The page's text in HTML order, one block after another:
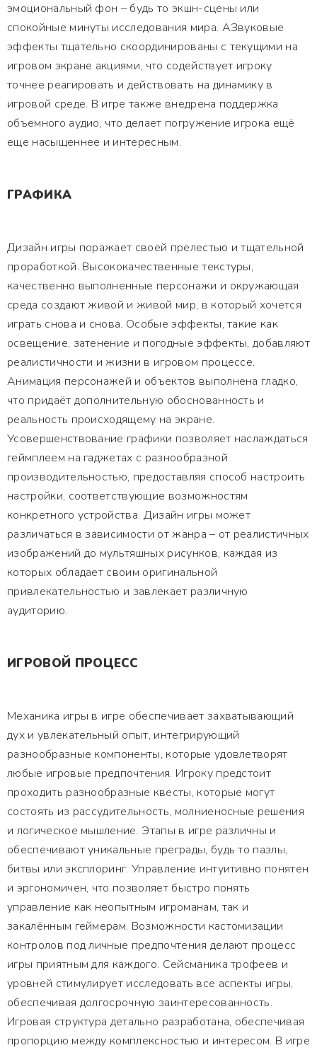
эмоциональный фон – будь то экшн-сцены или
спокойные минуты исследования мира. АЗвуковые
эффекты тщательно скоординированы с текущими на
игровом экране акциями, что содействует игроку
точнее реагировать и действовать на динамику в
игровой среде. В игре также внедрена поддержка
объемного аудио, что делает погружение игрока ещё
еще насыщеннее и интересным.
ГРАФИКА
Дизайн игры поражает своей прелестью и тщательной
проработкой. Высококачественные текстуры,
качественно выполненные персонажи и окружающая
среда создают живой и живой мир, в который хочется
играть снова и снова. Особые эффекты, такие как
освещение, затенение и погодные эффекты, добавляют
реалистичности и жизни в игровом процессе.
Анимация персонажей и объектов выполнена гладко,
что придаёт дополнительную обоснованность и
реальность происходящему на экране.
Усовершенствование графики позволяет наслаждаться
геймплеем на гаджетах с разнообразной
производительностью, предоставляя способ настроить
настройки, соответствующие возможностям
конкретного устройства. Дизайн игры может
различаться в зависимости от жанра – от реалистичных
изображений до мультяшных рисунков, каждая из
которых обладает своим оригинальной
привлекательностью и завлекает различную
аудиторию.
ИГРОВОЙ ПРОЦЕСС
Механика игры в игре обеспечивает захватывающий
дух и увлекательный опыт, интегрирующий
разнообразные компоненты, которые удовлетворят
любые игровые предпочтения. Игроку предстоит
проходить разнообразные квесты, которые могут
состоять из рассудительность, молниеносные решения
и логическое мышление. Этапы в игре различны и
обеспечивают уникальные преграды, будь то пазлы,
битвы или эксплоринг. Управление интуитивно понятен
и эргономичен, что позволяет быстро понять
управление как неопытным игроманам, так и
закалённым геймерам. Возможности кастомизации
контролов под личные предпочтения делают процесс
игры приятным для каждого. Сейсманика трофеев и
уровней стимулирует исследовать все аспекты игры,
обеспечивая долгосрочную заинтересованность.
Игровая структура детально разработана, обеспечивая
пропорцию между комплексностью и интересом. В игре